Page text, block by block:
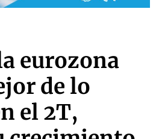
eurozona
de lo
el 2T,